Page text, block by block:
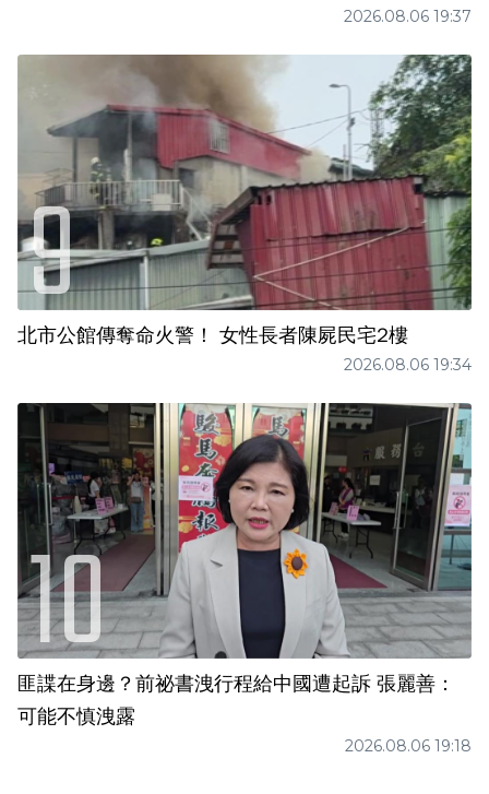
2026.08.06 19:37
北市公館傳奪命火警！ 女性長者陳屍民宅2樓
2026.08.06 19:34
匪諜在身邊？前祕書洩行程給中國遭起訴 張麗善：
可能不慎洩露
2026.08.06 19:18